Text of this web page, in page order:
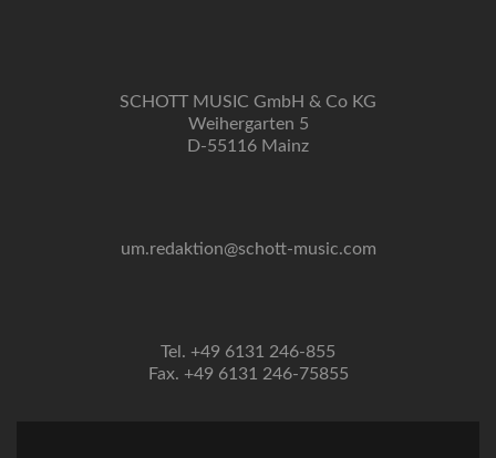
SCHOTT MUSIC GmbH & Co KG
Weihergarten 5
D-55116 Mainz
um.redaktion@schott-music.com
Tel. +49 6131 246-855
Fax. +49 6131 246-75855